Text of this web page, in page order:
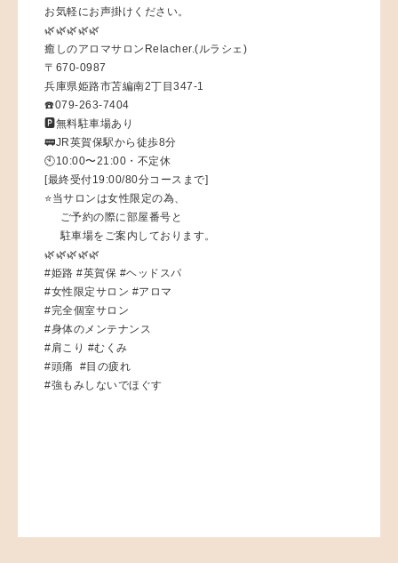
お気軽にお声掛けください。
🌿🌿🌿🌿🌿
癒しのアロマサロンRelacher.(ルラシェ)
〒670-0987
兵庫県姫路市苫編南2丁目347-1
☎️079-263-7404
🅿️無料駐車場あり
🚃JR英賀保駅から徒歩8分
🕙10:00〜21:00・不定休
[最終受付19:00/80分コースまで]
⭐️当サロンは女性限定の為、
ご予約の際に部屋番号と
駐車場をご案内しております。
🌿🌿🌿🌿🌿
#姫路 #英賀保 #ヘッドスパ
#女性限定サロン #アロマ
#完全個室サロン
#身体のメンテナンス
#肩こり #むくみ
#頭痛 #目の疲れ
#強もみしないでほぐす